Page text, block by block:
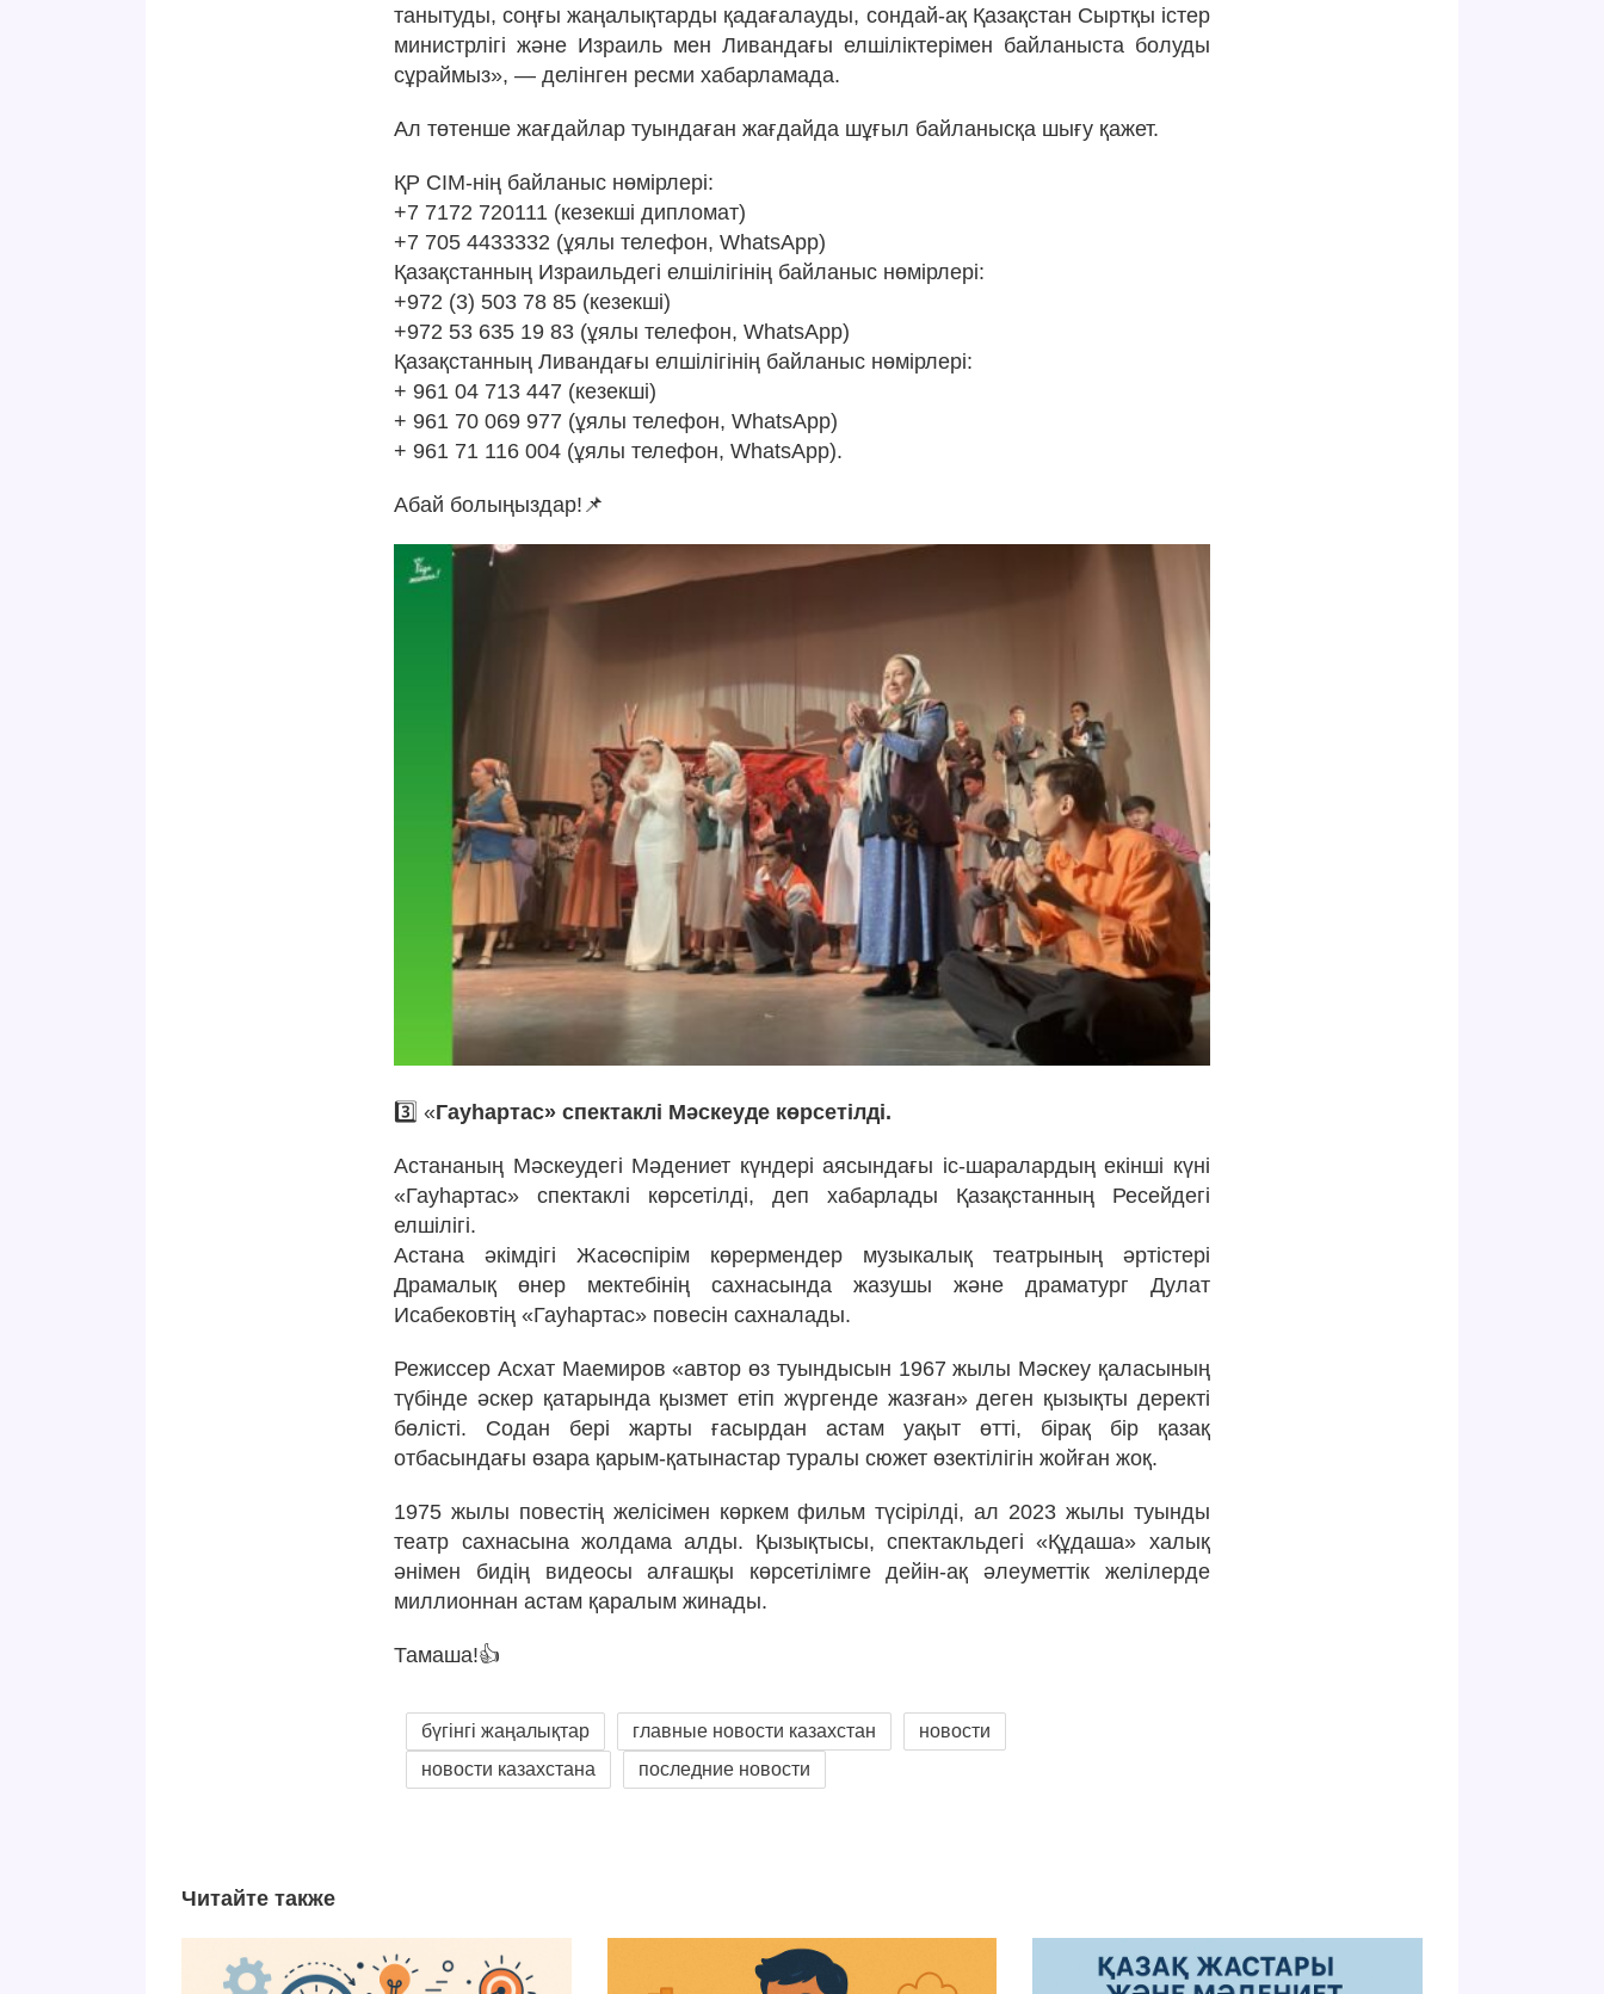
танытуды, соңғы жаңалықтарды қадағалауды, сондай-ақ Қазақстан Сыртқы істер
министрлігі және Израиль мен Ливандағы елшіліктерімен байланыста болуды
сұраймыз», — делінген ресми хабарламада.
Ал төтенше жағдайлар туындаған жағдайда шұғыл байланысқа шығу қажет.
ҚР СІМ-нің байланыс нөмірлері:
+7 7172 720111 (кезекші дипломат)
+7 705 4433332 (ұялы телефон, WhatsApp)
Қазақстанның Израильдегі елшілігінің байланыс нөмірлері:
+972 (3) 503 78 85 (кезекші)
+972 53 635 19 83 (ұялы телефон, WhatsApp)
Қазақстанның Ливандағы елшілігінің байланыс нөмірлері:
+ 961 04 713 447 (кезекші)
+ 961 70 069 977 (ұялы телефон, WhatsApp)
+ 961 71 116 004 (ұялы телефон, WhatsApp).
Абай болыңыздар!📌
3️⃣ «Гауһартас» спектаклі Мәскеуде көрсетілді.
Астананың Мәскеудегі Мәдениет күндері аясындағы іс-шаралардың екінші күні
«Гауһартас» спектаклі көрсетілді, деп хабарлады Қазақстанның Ресейдегі
елшілігі.
Астана әкімдігі Жасөспірім көрермендер музыкалық театрының әртістері
Драмалық өнер мектебінің сахнасында жазушы және драматург Дулат
Исабековтің «Гауһартас» повесін сахналады.
Режиссер Асхат Маемиров «автор өз туындысын 1967 жылы Мәскеу қаласының
түбінде әскер қатарында қызмет етіп жүргенде жазған» деген қызықты деректі
бөлісті. Содан бері жарты ғасырдан астам уақыт өтті, бірақ бір қазақ
отбасындағы өзара қарым-қатынастар туралы сюжет өзектілігін жойған жоқ.
1975 жылы повестің желісімен көркем фильм түсірілді, ал 2023 жылы туынды
театр сахнасына жолдама алды. Қызықтысы, спектакльдегі «Құдаша» халық
әнімен бидің видеосы алғашқы көрсетілімге дейін-ақ әлеуметтік желілерде
миллионнан астам қаралым жинады.
Тамаша!👍
бүгінгі жаңалықтар главные новости казахстан
новости
новости казахстана
последние новости
Читайте также